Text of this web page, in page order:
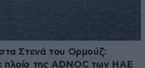
Στενά του Ορμούζ:
πλοίο της ADNOC των ΗΑΕ